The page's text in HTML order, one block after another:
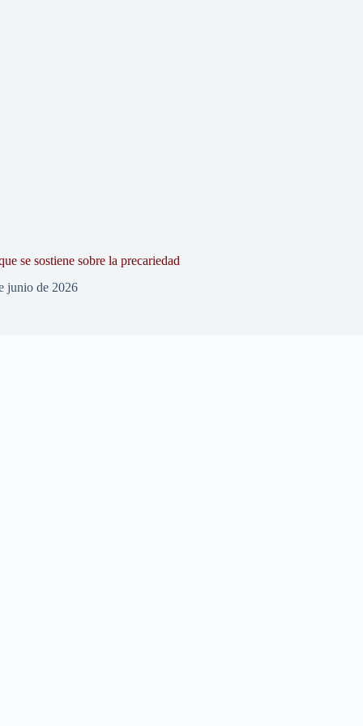
se sostiene sobre la precariedad
junio de 2026